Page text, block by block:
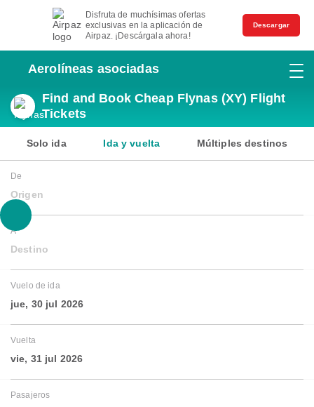
Disfruta de muchísimas ofertas
exclusivas en la aplicación de
Airpaz. ¡Descárgala ahora!
Descargar
Aerolíneas asociadas
Find and Book Cheap Flynas (XY) Flight
Tickets
Solo ida Ida y vuelta Múltiples destinos
De
Origen
A
Destino
Vuelo de ida
jue, 30 jul 2026
Vuelta
vie, 31 jul 2026
Pasajeros